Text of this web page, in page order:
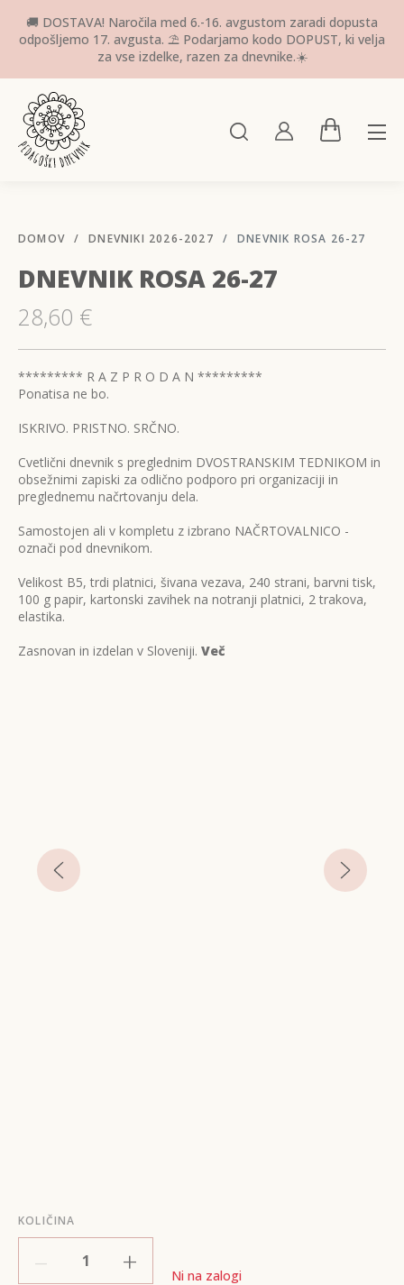
🚚 DOSTAVA! Naročila med 6.-16. avgustom zaradi dopusta
odpošljemo 17. avgusta. ⛱️ Podarjamo kodo DOPUST, ki velja
za vse izdelke, razen za dnevnike.☀️
DOMOV DNEVNIKI 2026-2027 DNEVNIK ROSA 26-27
DNEVNIK ROSA 26-27
28,60 €
********* R A Z P R O D A N *********
Ponatisa ne bo.
ISKRIVO. PRISTNO. SRČNO.
Cvetlični dnevnik s preglednim DVOSTRANSKIM TEDNIKOM in
obsežnimi zapiski za odlično podporo pri organizaciji in
preglednemu načrtovanju dela.
Samostojen ali v kompletu z izbrano NAČRTOVALNICO -
označi pod dnevnikom.
Velikost B5, trdi platnici, šivana vezava, 240 strani, barvni tisk,
100 g papir, kartonski zavihek na notranji platnici, 2 trakova,
elastika.
Zasnovan in izdelan v Sloveniji. Več
KOLIČINA
– + Ni na zalogi